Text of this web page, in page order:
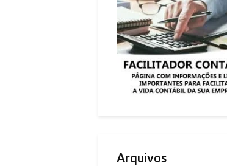
Arquivos